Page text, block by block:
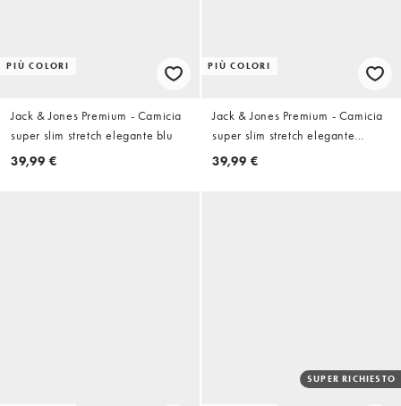
PIÙ COLORI
Jack & Jones Premium - Camicia
super slim stretch elegante blu
39,99 €
PIÙ COLORI
Jack & Jones Premium - Camicia
super slim stretch elegante
bianca
39,99 €
SUPER RICHIESTO